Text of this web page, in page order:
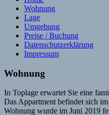
Wohnung
Lage
Umgebung
Preise / Buchung
Datenschutzerklärung
Impressum
Wohnung
In Toplage erwartet Sie eine
Das Appartment befindet sich
Wohnung wurde im Juni 2019